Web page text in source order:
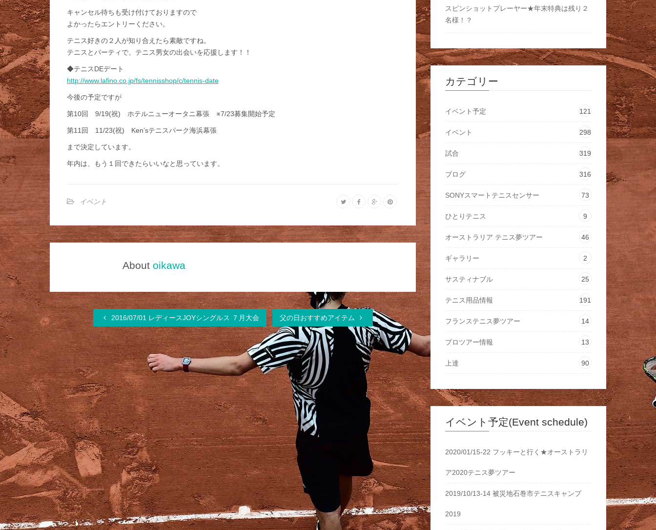
キャンセル待ちも受け付けておりますので
よかったらエントリーください。
テニス好きの２人が知り合えたら素敵ですね。
テニスとパーティで、テニス男女の出会いを応援します！！
◆テニスDEデート
http://www.lafino.co.jp/fs/tennisshop/c/tennis-date
今後の予定ですが
第10回 9/19(祝) ホテルニューオータニ幕張 ※7/23募集開始予定
第11回 11/23(祝) Ken’sテニスパーク海浜幕張
まで決定しています。
年内は、もう１回できたらいいなと思っています。
イベント
About oikawa
2016/07/01 レディースJOYシングルス ７月大会 父の日おすすめアイテム
スピンショットプレーヤー★年末特典は残り２
名様！？
カテゴリー
イベント予定 121
イベント 298
試合 319
ブログ 316
SONYスマートテニスセンサー 73
ひとりテニス 9
オーストラリア テニス夢ツアー 46
ギャラリー 2
サスティナブル 25
テニス用品情報 191
フランステニス夢ツアー 14
プロツアー情報 13
上達 90
イベント予定(Event schedule)
2020/01/15-22 フッキーと行く★オーストラリ
ア2020テニス夢ツアー
2019/10/13-14 被災地石巻市テニスキャンプ
2019